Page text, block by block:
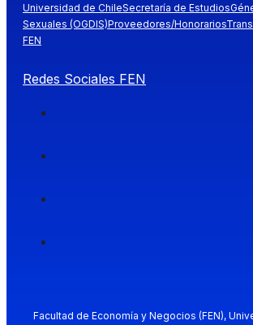
Universidad de ChileSecretaría de Estudios
Sexuales (OGDIS)Proveedores/Honorarios
FEN
Redes Sociales FEN
Facultad de Economía y Negocios (FEN),